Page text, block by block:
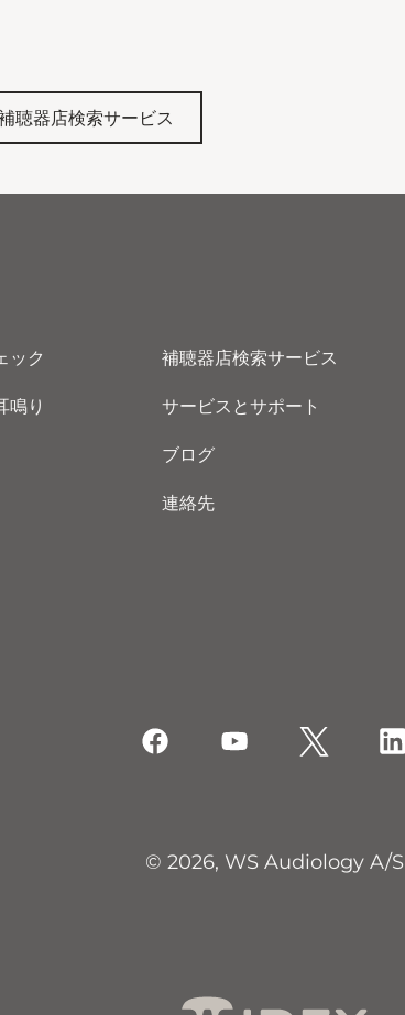
聴器店検索サービス
ック
鳴り
補聴器店検索サービス
サービスとサポート
ブログ
連絡先
© 2026, WS Audiology A/S